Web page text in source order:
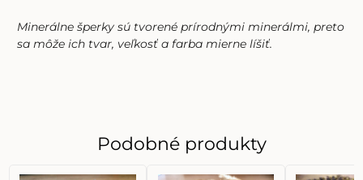
Minerálne šperky sú tvorené prírodnými minerálmi, preto
sa môže ich tvar, veľkosť a farba mierne líšiť.
Podobné produkty